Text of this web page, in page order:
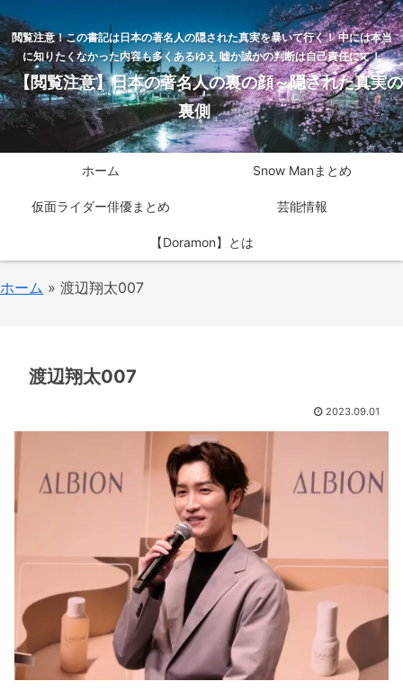
閲覧注意！この書記は日本の著名人の隠された真実を暴いて行く！ 中には本当
に知りたくなかった内容も多くあるゆえ 嘘か誠かの判断は自己責任にて！
【閲覧注意】日本の著名人の裏の顔～隠された真実の
裏側
ホーム Snow Manまとめ
仮面ライダー俳優まとめ 芸能情報
【Doramon】とは
ホーム » 渡辺翔太007
渡辺翔太007
2023.09.01